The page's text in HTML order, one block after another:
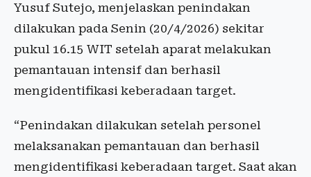
Yusuf Sutejo, menjelaskan penindakan
dilakukan pada Senin (20/4/2026) sekitar
pukul 16.15 WIT setelah aparat melakukan
pemantauan intensif dan berhasil
mengidentifikasi keberadaan target.
“Penindakan dilakukan setelah personel
melaksanakan pemantauan dan berhasil
mengidentifikasi keberadaan target. Saat akan